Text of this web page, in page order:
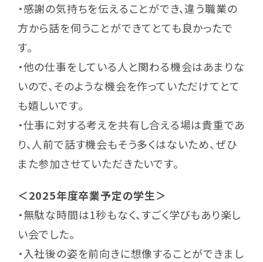
・感謝の気持ちを伝えることができ、違う職業の
方から話を伺うことができてとても良かったで
す。
・他の仕事をしている人と関わる機会はあまりな
いので、そのような機会を作っていただけてとて
も嬉しいです。
・仕事に対する考えを共有し合える場は貴重であ
り、人前で話す機会もそう多くはないため、ぜひ
また参加させていただきたいです。
＜2025年度卒業予定の学生＞
・無駄な時間は1秒もなく、すごく学びもあり楽し
い会でした。
・入社後の姿を前向きに想像することができまし